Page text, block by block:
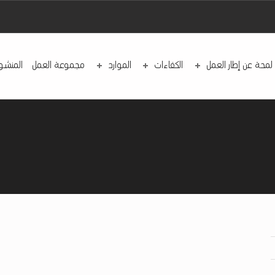
لمحة عن إطار العمل الكفاءات الموارد مجموعة العمل